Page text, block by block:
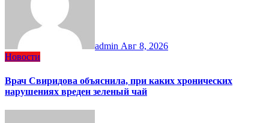
admin Авг 8, 2026
Новости
Врач Свиридова объяснила, при каких хронических
нарушениях вреден зеленый чай